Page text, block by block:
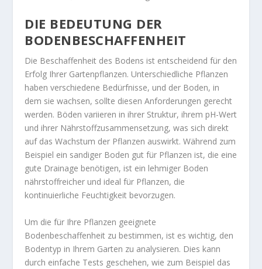
DIE BEDEUTUNG DER
BODENBESCHAFFENHEIT
Die Beschaffenheit des Bodens ist entscheidend für den
Erfolg Ihrer Gartenpflanzen. Unterschiedliche Pflanzen
haben verschiedene Bedürfnisse, und der Boden, in
dem sie wachsen, sollte diesen Anforderungen gerecht
werden. Böden variieren in ihrer Struktur, ihrem pH-Wert
und ihrer Nährstoffzusammensetzung, was sich direkt
auf das Wachstum der Pflanzen auswirkt. Während zum
Beispiel ein sandiger Boden gut für Pflanzen ist, die eine
gute Drainage benötigen, ist ein lehmiger Boden
nährstoffreicher und ideal für Pflanzen, die
kontinuierliche Feuchtigkeit bevorzugen.
Um die für Ihre Pflanzen geeignete
Bodenbeschaffenheit zu bestimmen, ist es wichtig, den
Bodentyp in Ihrem Garten zu analysieren. Dies kann
durch einfache Tests geschehen, wie zum Beispiel das